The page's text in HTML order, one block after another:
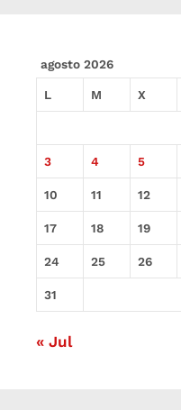
agosto 2026
L M X
3 4 5
10 11 12
17 18 19
24 25 26
31
« Jul